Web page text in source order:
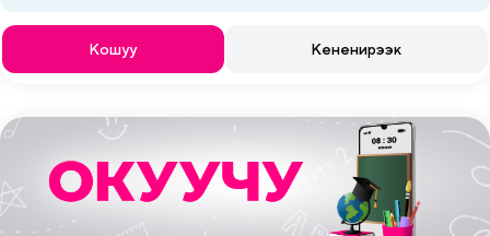
Кошуу Кененирээк